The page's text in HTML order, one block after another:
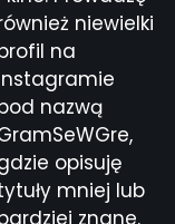
niewielki
na
nazwą
opisuję
mniej lub
znane.